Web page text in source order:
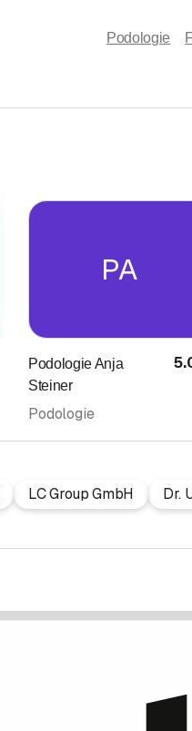
Podologie
PA
Podologie Anja
Steiner
Podologie
LC Group GmbH Dr.